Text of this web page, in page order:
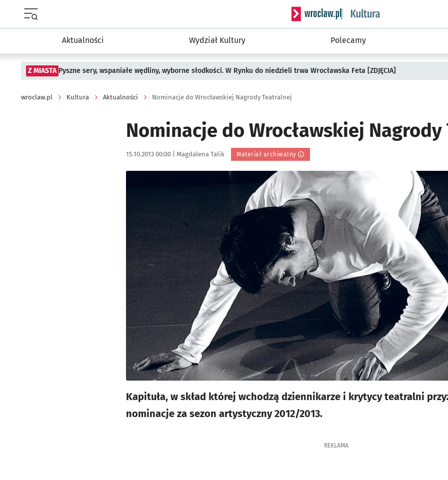
Serwis informacyjny wroclaw.pl podserwis:
Aktualności Wydział Kultury Polecamy
Z MIASTA Pyszne sery, wspaniałe wędliny, wyborne słodkości. W Rynku do niedzieli trwa Wrocławska Feta [ZDJĘCIA]
wroclaw.pl Kultura Aktualności Nominacje do Wrocławskiej Nagrody Teatralnej
Nominacje do Wrocławskiej
Data publikacji:
15.10.2013 00:00 | Autor:
Magdalena Talik Materiał archiwalny
Kapituła, w skład której wchodzą dziennikarze i krytycy teatralni
nominacje za sezon artystyczny 2012/2013.
REKLAMA